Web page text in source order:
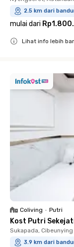
2.5 km dari
mulai dari
Lihat info lebih
Coliving • Putri
Kost Putri
Sukapada, Cibeunying
3.9 km dari